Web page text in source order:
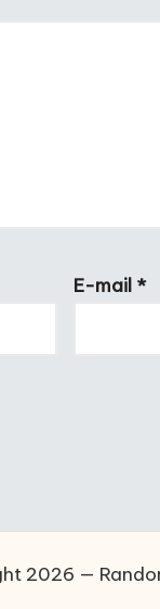
E-mail *
2026 —